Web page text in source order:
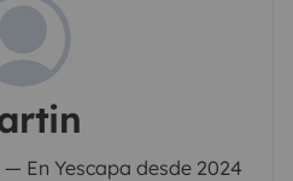
En Yescapa desde 2024